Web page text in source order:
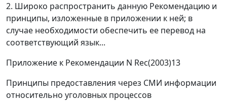
2. Широко распространить данную Рекомендацию и
принципы, изложенные в приложении к ней; в
случае необходимости обеспечить ее перевод на
соответствующий язык...
Приложение к Рекомендации N Rec(2003)13
Принципы предоставления через СМИ информации
относительно уголовных процессов